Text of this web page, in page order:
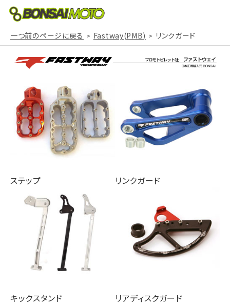
一つ前のページに戻る Fastway(PMB) リンクガード
ステップ リンクガード
キックスタンド リアディスクガード